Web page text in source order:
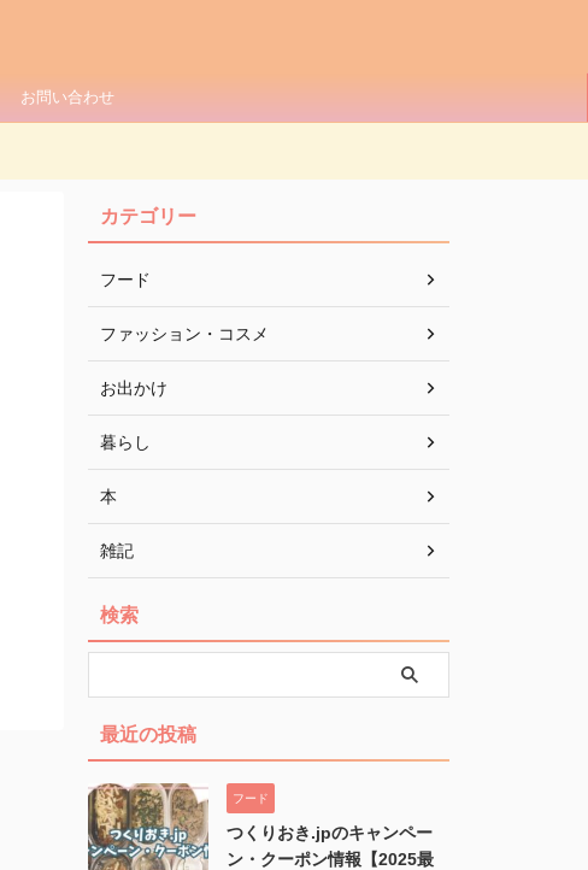
お問い合わせ
カテゴリー
フード
ファッション・コスメ
お出かけ
暮らし
本
雑記
検索
最近の投稿
フード
つくりおき.jpのキャンペー
ン・クーポン情報【2025最